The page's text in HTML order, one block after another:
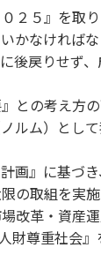
２５』を取
かなければ
後戻りせず
との考え方
ルム）とし
画』に基づ
の取組を実施
改革・資産
財尊重社会